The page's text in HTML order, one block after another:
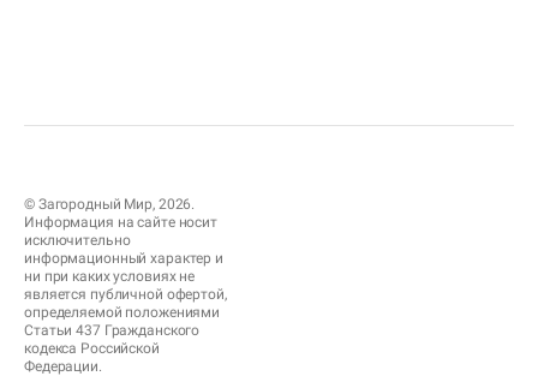
© Загородный Мир, 2026.
Информация на сайте носит
исключительно
информационный характер и
ни при каких условиях не
является публичной офертой,
определяемой положениями
Статьи 437 Гражданского
кодекса Российской
Федерации.